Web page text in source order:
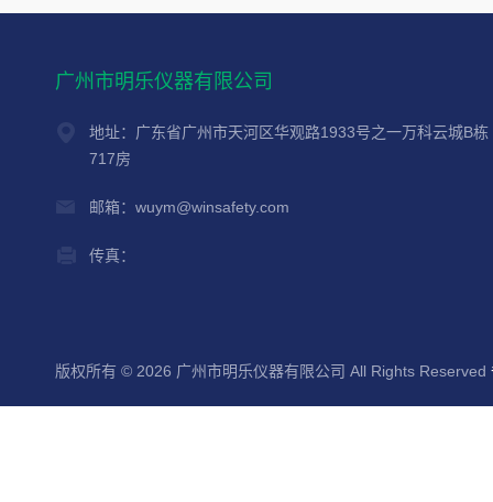
广州市明乐仪器有限公司
地址：广东省广州市天河区华观路1933号之一万科云城B栋
717房
邮箱：wuym@winsafety.com
传真：
版权所有 © 2026 广州市明乐仪器有限公司 All Rights Reserved